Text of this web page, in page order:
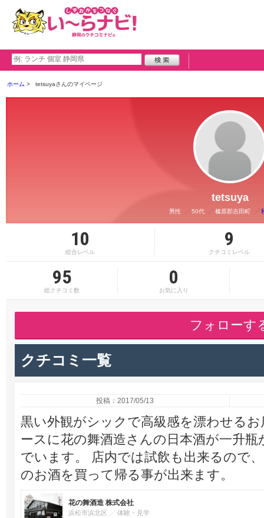
ホーム tetsuyaさんのマイページ
tetsuya
男性 50代 榛原郡吉田町
10
総合レベル
9
クチコミレベル
95
総クチコミ数
0
お気に入り
フォローす
クチコミ一覧
投稿：2017/05/13
黒い外観がシックで高級感を漂わせる
ースに花の舞酒造さんの日本酒が一升
でいます。 店内では試飲も出来るので
のお酒を買って帰る事が出来ます。
花の舞酒造 株式会社
浜松市浜北区 体験・見学